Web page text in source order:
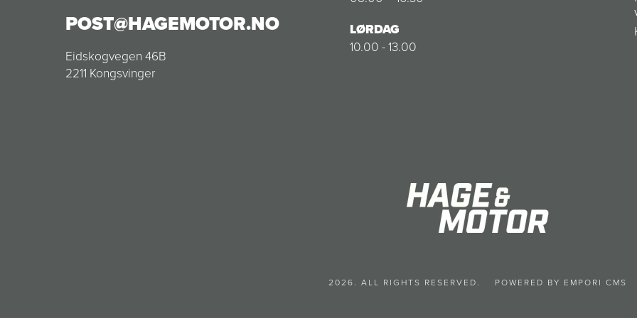
POST@HAGEMOTOR.NO
Eidskogvegen 46B
2211 Kongsvinger
LØRDAG
10.00 - 13.00
2026. ALL RIGHTS RESERVED. POWERED BY EMPORI CMS